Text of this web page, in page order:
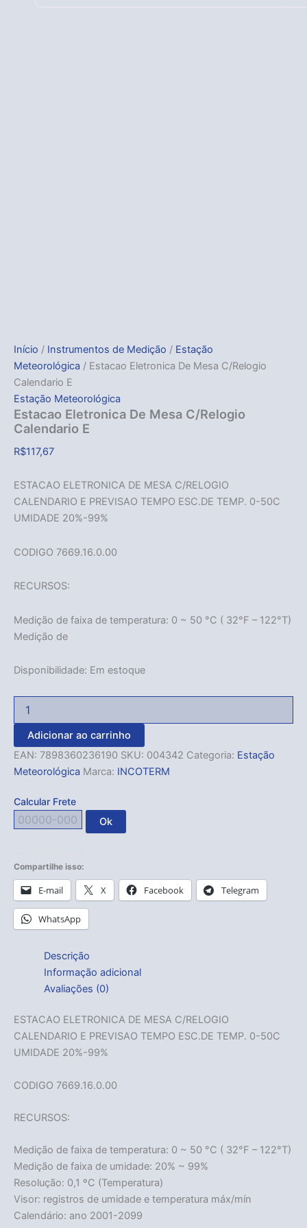
Início / Instrumentos de Medição / Estação
Meteorológica / Estacao Eletronica De Mesa C/Relogio
Calendario E
Estação Meteorológica
Estacao Eletronica De Mesa C/Relogio
Calendario E
R$117,67
ESTACAO ELETRONICA DE MESA C/RELOGIO
CALENDARIO E PREVISAO TEMPO ESC.DE TEMP. 0-50C
UMIDADE 20%-99%
CODIGO 7669.16.0.00
RECURSOS:
Medição de faixa de temperatura: 0 ~ 50 °C ( 32°F – 122°T)
Medição de
Disponibilidade: Em estoque
Adicionar ao carrinho
EAN: 7898360236190 SKU: 004342 Categoria: Estação
Meteorológica Marca: INCOTERM
Calcular Frete
Ok
Compartilhe isso:
E-mail X Facebook Telegram
WhatsApp
Descrição
Informação adicional
Avaliações (0)
ESTACAO ELETRONICA DE MESA C/RELOGIO
CALENDARIO E PREVISAO TEMPO ESC.DE TEMP. 0-50C
UMIDADE 20%-99%
CODIGO 7669.16.0.00
RECURSOS:
Medição de faixa de temperatura: 0 ~ 50 °C ( 32°F – 122°T)
Medição de faixa de umidade: 20% ~ 99%
Resolução: 0,1 ºC (Temperatura)
Visor: registros de umidade e temperatura máx/mín
Calendário: ano 2001-2099